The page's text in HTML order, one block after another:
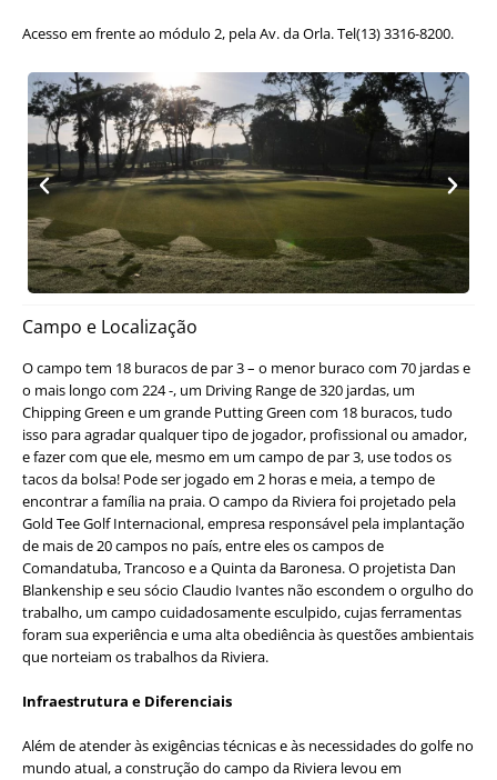
Acesso em frente ao módulo 2, pela Av. da Orla. Tel(13) 3316-8200.
Campo e Localização
O campo tem 18 buracos de par 3 – o menor buraco com 70 jardas e
o mais longo com 224 -, um Driving Range de 320 jardas, um
Chipping Green e um grande Putting Green com 18 buracos, tudo
isso para agradar qualquer tipo de jogador, profissional ou amador,
e fazer com que ele, mesmo em um campo de par 3, use todos os
tacos da bolsa! Pode ser jogado em 2 horas e meia, a tempo de
encontrar a família na praia. O campo da Riviera foi projetado pela
Gold Tee Golf Internacional, empresa responsável pela implantação
de mais de 20 campos no país, entre eles os campos de
Comandatuba, Trancoso e a Quinta da Baronesa. O projetista Dan
Blankenship e seu sócio Claudio Ivantes não escondem o orgulho do
trabalho, um campo cuidadosamente esculpido, cujas ferramentas
foram sua experiência e uma alta obediência às questões ambientais
que norteiam os trabalhos da Riviera.
Infraestrutura e Diferenciais
Além de atender às exigências técnicas e às necessidades do golfe no
mundo atual, a construção do campo da Riviera levou em